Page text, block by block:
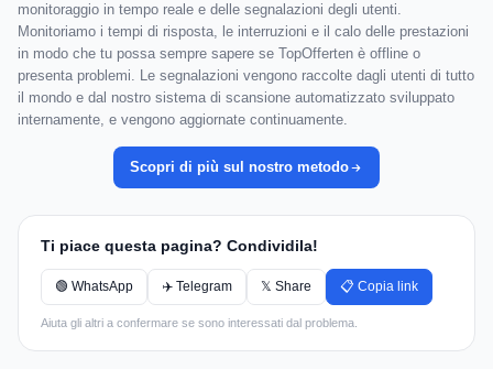
monitoraggio in tempo reale e delle segnalazioni degli utenti.
Monitoriamo i tempi di risposta, le interruzioni e il calo delle prestazioni
in modo che tu possa sempre sapere se TopOfferten è offline o
presenta problemi. Le segnalazioni vengono raccolte dagli utenti di tutto
il mondo e dal nostro sistema di scansione automatizzato sviluppato
internamente, e vengono aggiornate continuamente.
Scopri di più sul nostro metodo
Ti piace questa pagina? Condividila!
🟢 WhatsApp ✈️ Telegram 𝕏 Share 📋 Copia link
Aiuta gli altri a confermare se sono interessati dal problema.